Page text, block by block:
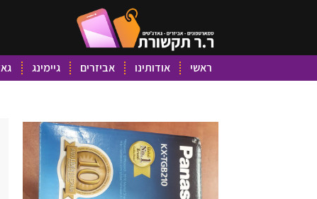
ראשי אודותינו אביזרים גיימינג